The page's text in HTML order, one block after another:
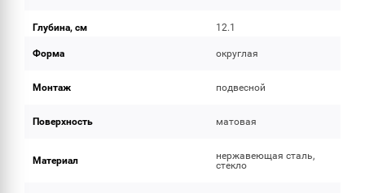
Глубина, см 12.1
Форма округлая
Монтаж подвесной
Поверхность матовая
Материал
нержавеющая сталь,
стекло